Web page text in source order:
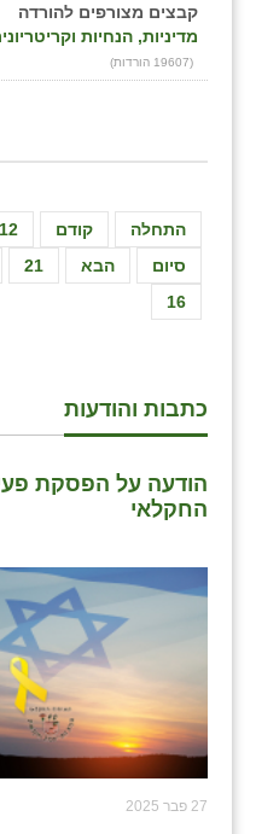
קבצים מצורפים להורדה
מדיניות, הנחיות
(19607 הורדות)
התחלה קודם 12
16
21 הבא סיום
כתבות והודעות
הודעה על הפסקת
החקלאי
27 פבר 2025